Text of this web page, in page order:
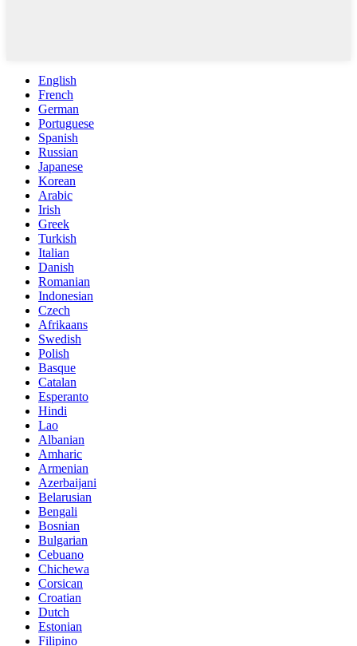
English
French
German
Portuguese
Spanish
Russian
Japanese
Korean
Arabic
Irish
Greek
Turkish
Italian
Danish
Romanian
Indonesian
Czech
Afrikaans
Swedish
Polish
Basque
Catalan
Esperanto
Hindi
Lao
Albanian
Amharic
Armenian
Azerbaijani
Belarusian
Bengali
Bosnian
Bulgarian
Cebuano
Chichewa
Corsican
Croatian
Dutch
Estonian
Filipino